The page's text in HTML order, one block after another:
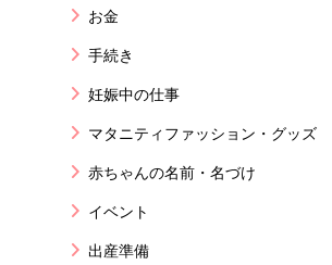
お金
手続き
妊娠中の仕事
マタニティファッション・グッズ
赤ちゃんの名前・名づけ
イベント
出産準備